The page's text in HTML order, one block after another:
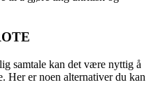
samtale kan det være nyttig å
Her er noen alternativer du kan